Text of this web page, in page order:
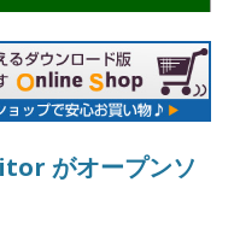
がオープンソ